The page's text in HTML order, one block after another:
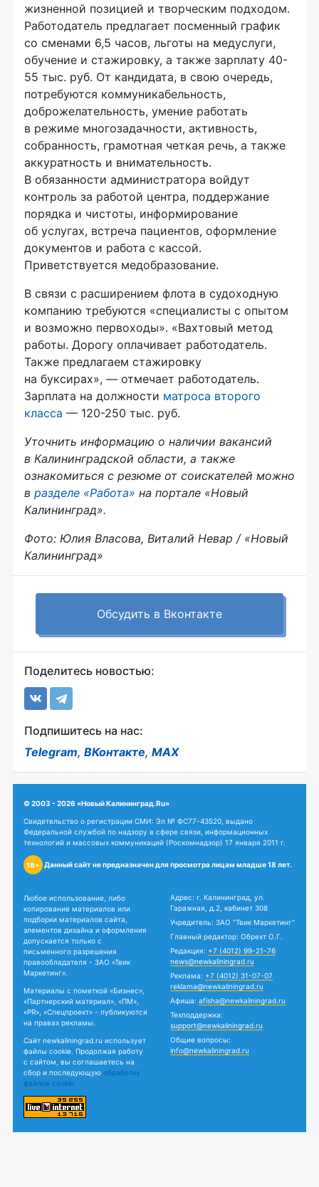
жизненной позицией и творческим подходом.
Работодатель предлагает посменный график
со сменами 6,5 часов, льготы на медуслуги,
обучение и стажировку, а также зарплату 40-
55 тыс. руб. От кандидата, в свою очередь,
потребуются коммуникабельность,
доброжелательность, умение работать
в режиме многозадачности, активность,
собранность, грамотная четкая речь, а также
аккуратность и внимательность.
В обязанности администратора войдут
контроль за работой центра, поддержание
порядка и чистоты, информирование
об услугах, встреча пациентов, оформление
документов и работа с кассой.
Приветствуется медобразование.
В связи с расширением флота в судоходную
компанию требуются «специалисты с опытом
и возможно первоходы». «Вахтовый метод
работы. Дорогу оплачивает работодатель.
Также предлагаем стажировку
на буксирах», — отмечает работодатель.
Зарплата на должности матроса второго
класса — 120-250 тыс. руб.
Уточнить информацию о наличии вакансий
в Калининградской области, а также
ознакомиться с резюме от соискателей можно
в разделе «Работа» на портале «Новый
Калининград».
Фото: Юлия Власова, Виталий Невар / «Новый
Калининград»
Обсудить в Вконтакте
Поделитесь новостью:
Подпишитесь на нас:
Telegram, ВКонтакте, MAX
© 2003 - 2026 «Новый Калининград.Ru»
Свидетельство о регистрации СМИ: Эл № ФС77-43520, выдано
Федеральной службой по надзору в сфере связи, информационных
технологий и массовых коммуникаций (Роскомнадзор) 17 января 2011 г.
18+ Данный сайт не предназначен для просмотра лицам младше 18 лет.
Любое использование, либо
копирование материалов или
подборки материалов сайта,
элементов дизайна и оформления
допускается только с
письменного разрешения
правообладателя - ЗАО «Твик
Маркетинг».
Материалы с пометкой «Бизнес»,
«Партнерский материал», «ПМ»,
«PR», «Спецпроект» - публикуются
на правах рекламы.
Сайт newkaliningrad.ru использует
файлы cookie. Продолжая работу
с сайтом, вы соглашаетесь на
сбор и последующую обработку
файлов cookie.
Адрес: г. Калининград, ул.
Гаражная, д.2, кабинет 308
Учредитель: ЗАО "Твик Маркетинг"
Главный редактор: Обрехт О.Г.
Редакция: +7 (4012) 99-21-76
news@newkaliningrad.ru
Реклама: +7 (4012) 31-07-07
reklama@newkaliningrad.ru
Афиша: afisha@newkaliningrad.ru
Техподдержка:
support@newkaliningrad.ru
Общие вопросы:
info@newkaliningrad.ru